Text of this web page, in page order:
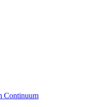
Continuum